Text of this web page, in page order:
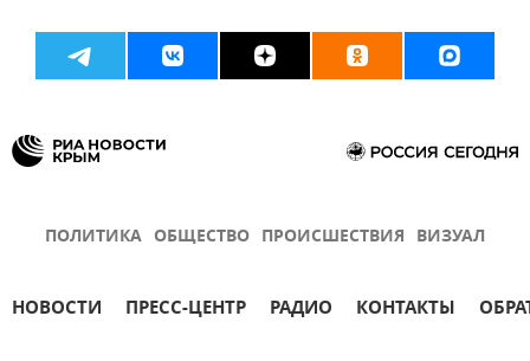
ПОЛИТИКА ОБЩЕСТВО ПРОИСШЕСТВИЯ ВИЗУАЛ
НОВОСТИ ПРЕСС-ЦЕНТР РАДИО КОНТАКТЫ